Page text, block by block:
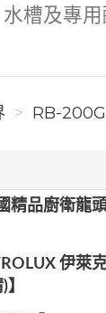
水槽及專
RB-
精品廚衛龍
伊萊